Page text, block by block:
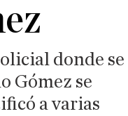
donde se
Gómez se
a varias